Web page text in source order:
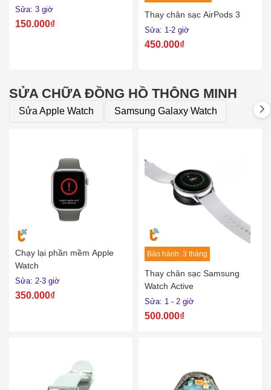
Sửa: 3 giờ
150.000₫
Thay chân sạc AirPods 3
Sửa: 1-2 giờ
450.000₫
SỬA CHỮA ĐỒNG HỒ THÔNG MINH
Sửa Apple Watch Samsung Galaxy Watch
Chạy lại phần mềm Apple
Watch
Sửa: 2-3 giờ
350.000₫
Bảo hành: 3 tháng
Thay chân sạc Samsung
Watch Active
Sửa: 1 - 2 giờ
500.000₫